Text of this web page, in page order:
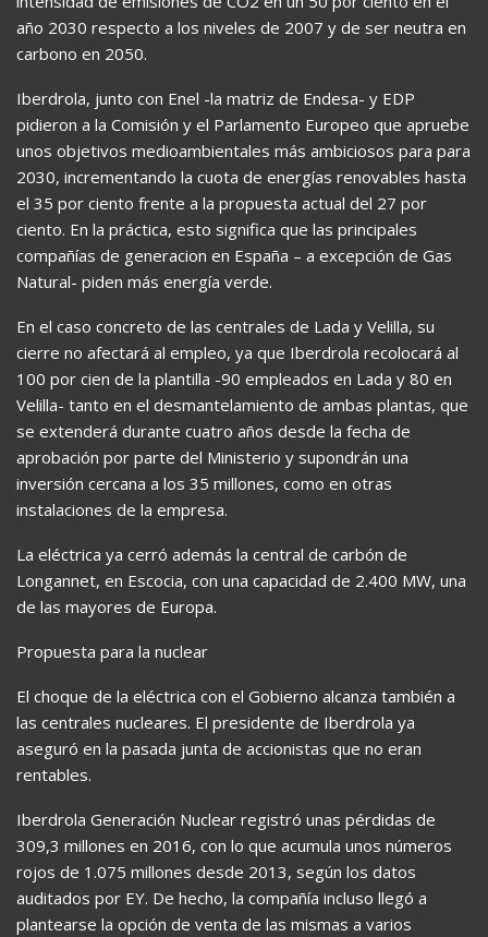
año 2030 respecto a los niveles de 2007 y de ser neutra en
carbono en 2050.
Iberdrola, junto con Enel -la matriz de Endesa- y EDP
pidieron a la Comisión y el Parlamento Europeo que apruebe
unos objetivos medioambientales más ambiciosos para para
2030, incrementando la cuota de energías renovables hasta
el 35 por ciento frente a la propuesta actual del 27 por
ciento. En la práctica, esto significa que las principales
compañías de generacion en España – a excepción de Gas
Natural- piden más energía verde.
En el caso concreto de las centrales de Lada y Velilla, su
cierre no afectará al empleo, ya que Iberdrola recolocará al
100 por cien de la plantilla -90 empleados en Lada y 80 en
Velilla- tanto en el desmantelamiento de ambas plantas, que
se extenderá durante cuatro años desde la fecha de
aprobación por parte del Ministerio y supondrán una
inversión cercana a los 35 millones, como en otras
instalaciones de la empresa.
La eléctrica ya cerró además la central de carbón de
Longannet, en Escocia, con una capacidad de 2.400 MW, una
de las mayores de Europa.
Propuesta para la nuclear
El choque de la eléctrica con el Gobierno alcanza también a
las centrales nucleares. El presidente de Iberdrola ya
aseguró en la pasada junta de accionistas que no eran
rentables.
Iberdrola Generación Nuclear registró unas pérdidas de
309,3 millones en 2016, con lo que acumula unos números
rojos de 1.075 millones desde 2013, según los datos
auditados por EY. De hecho, la compañía incluso llegó a
plantearse la opción de venta de las mismas a varios